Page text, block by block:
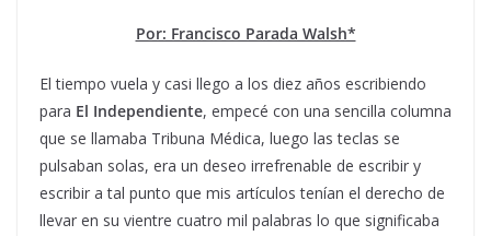
Por: Francisco Parada Walsh*
El tiempo vuela y casi llego a los diez años escribiendo
para El Independiente, empecé con una sencilla columna
que se llamaba Tribuna Médica, luego las teclas se
pulsaban solas, era un deseo irrefrenable de escribir y
escribir a tal punto que mis artículos tenían el derecho de
llevar en su vientre cuatro mil palabras lo que significaba